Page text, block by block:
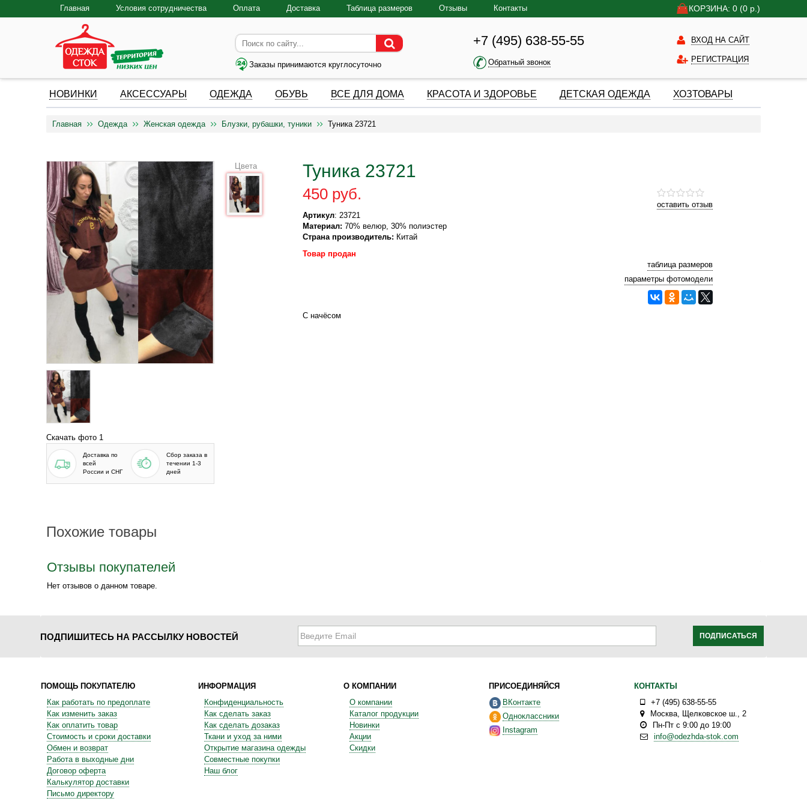
КОРЗИНА: 0 (0 р.)
Главная Условия сотрудничества Оплата Доставка Таблица размеров Отзывы Контакты
Заказы принимаются круглосуточно
+7 (495) 638-55-55
Обратный звонок
ВХОД НА САЙТ
РЕГИСТРАЦИЯ
НОВИНКИ АКСЕССУАРЫ ОДЕЖДА ОБУВЬ ВСЕ ДЛЯ ДОМА КРАСОТА И ЗДОРОВЬЕ ДЕТСКАЯ ОДЕЖДА ХОЗТОВАРЫ
Главная Одежда Женская одежда Блузки, рубашки, туники Туника 23721
Скачать фото 1
Доставка по
всей
России и СНГ
Сбор заказа в
течении 1-3
дней
Туника 23721
оставить отзыв
450 руб.
Артикул: 23721
Материал: 70% велюр, 30% полиэстер
Страна производитель: Китай
Цвета
Товар продан
таблица размеров
параметры фотомодели
С начёсом
Похожие товары
Отзывы покупателей
Нет отзывов о данном товаре.
ПОДПИШИТЕСЬ НА РАССЫЛКУ НОВОСТЕЙ ПОДПИСАТЬСЯ
ПОМОЩЬ ПОКУПАТЕЛЮ
Как работать по предоплате
Как изменить заказ
Как оплатить товар
Стоимость и сроки доставки
Обмен и возврат
Работа в выходные дни
Договор оферта
Калькулятор доставки
Письмо директору
ИНФОРМАЦИЯ
Конфиденциальность
Как сделать заказ
Как сделать дозаказ
Ткани и уход за ними
Открытие магазина одежды
Совместные покупки
Наш блог
О КОМПАНИИ
О компании
Каталог продукции
Новинки
Акции
Скидки
ПРИСОЕДИНЯЙСЯ
ВКонтакте
Одноклассники
Instagram
КОНТАКТЫ
+7 (495) 638-55-55
Москва, Щелковское ш., 2
Пн-Пт с 9:00 до 19:00
info@odezhda-stok.com